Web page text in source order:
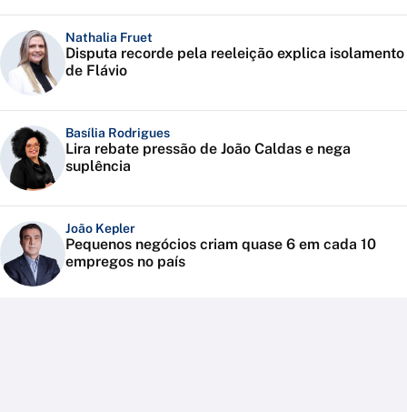
Nathalia Fruet
Disputa recorde pela reeleição explica isolamento
de Flávio
Basília Rodrigues
Lira rebate pressão de João Caldas e nega
suplência
João Kepler
Pequenos negócios criam quase 6 em cada 10
empregos no país